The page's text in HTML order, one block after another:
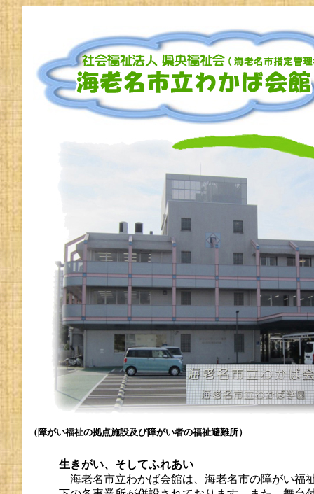
（障がい福祉の拠点施設及び障がい者の福祉避難所）
生きがい、そしてふれあい
海老名市立わかば会館は、海老名市の障がい福